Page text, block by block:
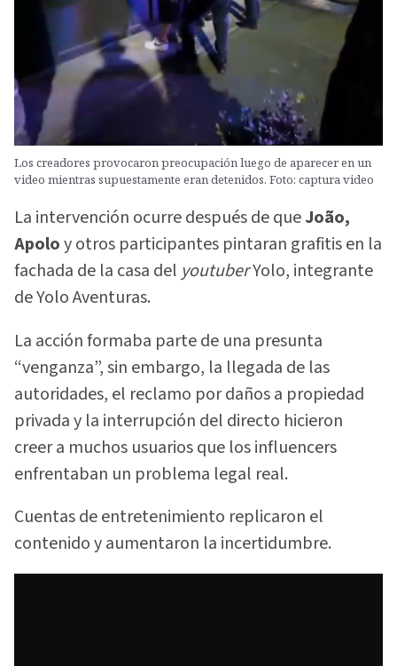
Los creadores provocaron preocupación luego de aparecer en un
video mientras supuestamente eran detenidos. Foto: captura video
La intervención ocurre después de queJoão,
Apoloy otros participantes pintaran grafitis en la
fachada de la casa del youtuberYolo, integrante
de Yolo Aventuras.
La acción formaba parte de una presunta
“venganza”, sin embargo, la llegada de las
autoridades, el reclamo por daños a propiedad
privada y la interrupción del directo hicieron
creer a muchos usuarios que los influencers
enfrentaban un problema legal real.
Cuentas de entretenimiento replicaron el
contenido y aumentaron la incertidumbre.